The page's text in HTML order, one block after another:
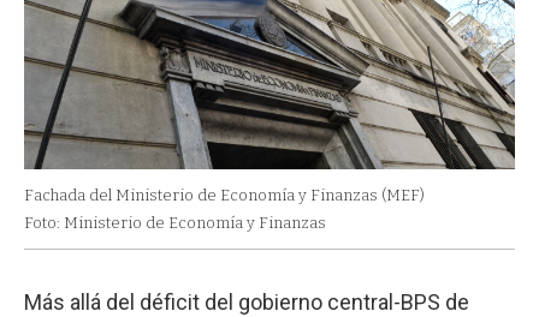
Fachada del Ministerio de Economía y Finanzas (MEF)
Foto: Ministerio de Economía y Finanzas
Más allá del déficit del gobierno central-BPS de